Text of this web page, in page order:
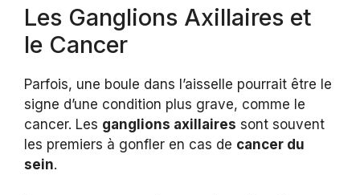
Les Ganglions Axillaires et
le Cancer
Parfois, une boule dans l’aisselle pourrait être le
signe d’une condition plus grave, comme le
cancer. Les ganglions axillaires sont souvent
les premiers à gonfler en cas de cancer du
sein.